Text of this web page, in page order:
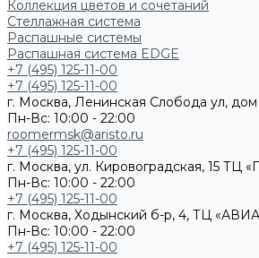
Коллекция цветов и сочетаний
Стеллажная система
Распашные системы
Распашная система EDGE
+7 (495) 125-11-00
+7 (495) 125-11-00
г. Москва, Ленинская Слобода ул,
Пн-Вс: 10:00 - 22:00
roomermsk@aristo.ru
+7 (495) 125-11-00
г. Москва, ул. Кировоградская, 15 ТЦ
Пн-Вс: 10:00 - 22:00
+7 (495) 125-11-00
г. Москва, Ходынский б-р, 4, ТЦ
Пн-Вс: 10:00 - 22:00
+7 (495) 125-11-00